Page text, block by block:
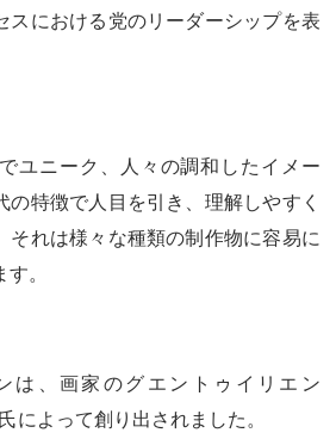
スにおける党のリーダーシップを表
ユニーク、人々の調和したイメー
の特徴で人目を引き、理解しやすく
それは様々な種類の制作物に容易に
。
は、画家のグエントゥイリエン
よって創り出されました。